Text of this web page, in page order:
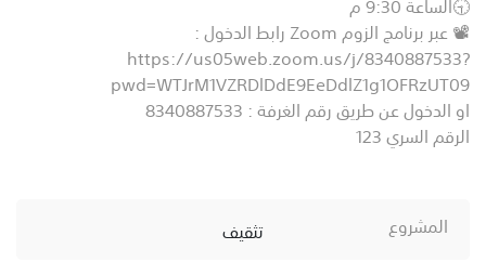
📽️ عبر برنامج الزوم Zoom رابط الدخول :
https://us05web.zoom.us/j/8340887533?
pwd=WTJrM1VZRDlDdE9EeDdlZ1g1OFRzUT09
او الدخول عن طريق رقم الغرفة : 8340887533
الرقم السري 123
المشروع
تثقيف